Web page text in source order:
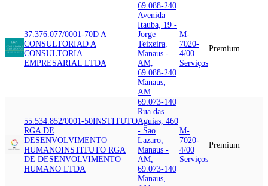
37.376.077/0001-70D A
CONSULTORIAD A
CONSULTORIA
EMPRESARIAL LTDA
69.088-240
Avenida
Itauba, 19 -
Jorge
Teixeira,
Manaus -
AM,
69.088-240
Manaus,
AM
M-
7020-
4/00
Serviços
Premium
55.534.852/0001-50INSTITUTO
RGA DE
DESENVOLVIMENTO
HUMANOINSTITUTO RGA
DE DESENVOLVIMENTO
HUMANO LTDA
69.073-140
Rua das
Aguias, 460
- Sao
Lazaro,
Manaus -
AM,
69.073-140
Manaus,
M-
7020-
4/00
Serviços
Premium